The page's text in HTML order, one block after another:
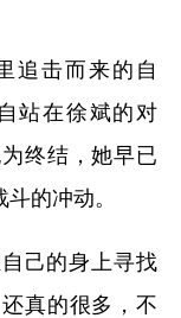
追击而来的自
站在徐斌的对
终结，她早已
的冲动。
己的身上寻找
真的很多，不